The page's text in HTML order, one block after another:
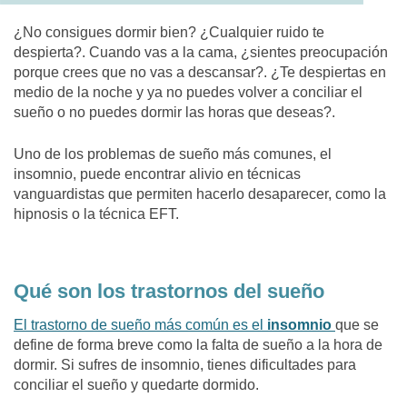
¿No consigues dormir bien? ¿Cualquier ruido te
despierta?. Cuando vas a la cama, ¿sientes preocupación
porque crees que no vas a descansar?. ¿Te despiertas en
medio de la noche y ya no puedes volver a conciliar el
sueño o no puedes dormir las horas que deseas?.
Uno de los problemas de sueño más comunes, el
insomnio, puede encontrar alivio en técnicas
vanguardistas que permiten hacerlo desaparecer, como la
hipnosis o la técnica EFT.
Qué son los trastornos del sueño
El trastorno de sueño más común es el insomnio que se
define de forma breve como la falta de sueño a la hora de
dormir. Si sufres de insomnio, tienes dificultades para
conciliar el sueño y quedarte dormido.